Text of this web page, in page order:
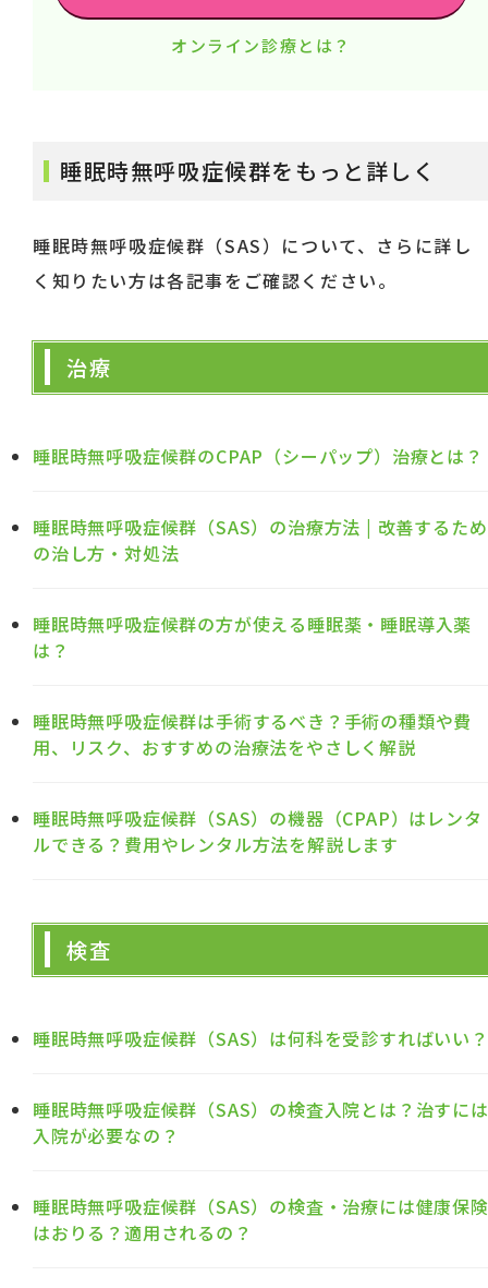
オンライン診療とは？
睡眠時無呼吸症候群をもっと詳しく
睡眠時無呼吸症候群（SAS）について、さらに詳し
く知りたい方は各記事をご確認ください。
治療
睡眠時無呼吸症候群のCPAP（シーパップ）治療とは？
睡眠時無呼吸症候群（SAS）の治療方法 | 改善するため
の治し方・対処法
睡眠時無呼吸症候群の方が使える睡眠薬・睡眠導入薬
は？
睡眠時無呼吸症候群は手術するべき？手術の種類や費
用、リスク、おすすめの治療法をやさしく解説
睡眠時無呼吸症候群（SAS）の機器（CPAP）はレンタ
ルできる？費用やレンタル方法を解説します
検査
睡眠時無呼吸症候群（SAS）は何科を受診すればいい？
睡眠時無呼吸症候群（SAS）の検査入院とは？治すには
入院が必要なの？
睡眠時無呼吸症候群（SAS）の検査・治療には健康保険
はおりる？適用されるの？